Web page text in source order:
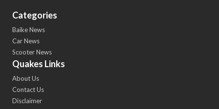
Categories
Baike News
Car News
Scooter News
Quakes Links
About Us
Contact Us
Disclaimer